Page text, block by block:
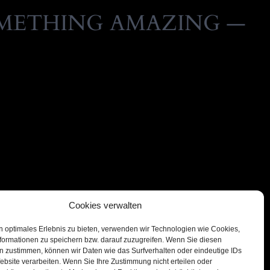
Cookies verwalten
optimales Erlebnis zu bieten, verwenden wir Technologien wie Cookies,
zu speichern bzw. darauf zuzugreifen. Wenn Sie diesen
zustimmen, können wir Daten wie das Surfverhalten oder eindeutige IDs
verarbeiten. Wenn Sie Ihre Zustimmung nicht erteilen oder
AMAZING —